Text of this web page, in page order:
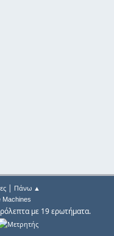
| Πάνω ▲
Machines
με 19 ερωτήματα.